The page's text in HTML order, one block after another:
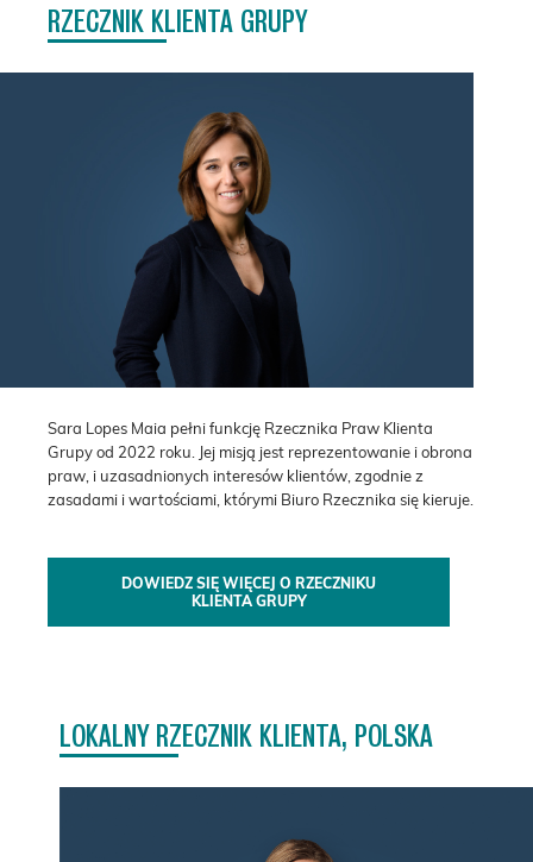
RZECZNIK KLIENTA GRUPY
Sara Lopes Maia pełni funkcję Rzecznika Praw Klienta
Grupy od 2022 roku. Jej misją jest reprezentowanie i obrona
praw, i uzasadnionych interesów klientów, zgodnie z
zasadami i wartościami, którymi Biuro Rzecznika się kieruje.
DOWIEDZ SIĘ WIĘCEJ O RZECZNIKU
KLIENTA GRUPY
LOKALNY RZECZNIK KLIENTA, POLSKA